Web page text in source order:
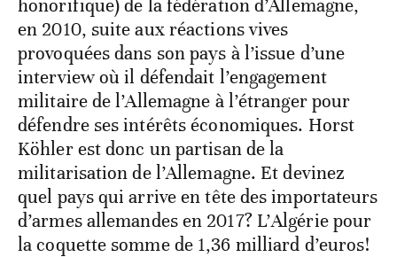
honorifique) de la fédération d’Allemagne,
en 2010, suite aux réactions vives
provoquées dans son pays à l’issue d’une
interview où il défendait l’engagement
militaire de l’Allemagne à l’étranger pour
défendre ses intérêts économiques. Horst
Köhler est donc un partisan de la
militarisation de l’Allemagne. Et devinez
quel pays qui arrive en tête des importateurs
d’armes allemandes en 2017? L’Algérie pour
la coquette somme de 1,36 milliard d’euros!